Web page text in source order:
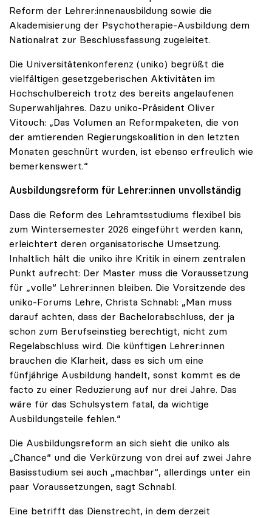
Reform der Lehrer:innenausbildung sowie die
Akademisierung der Psychotherapie-Ausbildung dem
Nationalrat zur Beschlussfassung zugeleitet.
Die Universitätenkonferenz (uniko) begrüßt die
vielfältigen gesetzgeberischen Aktivitäten im
Hochschulbereich trotz des bereits angelaufenen
Superwahljahres. Dazu uniko-Präsident Oliver
Vitouch: „Das Volumen an Reformpaketen, die von
der amtierenden Regierungskoalition in den letzten
Monaten geschnürt wurden, ist ebenso erfreulich wie
bemerkenswert.“
Ausbildungsreform für Lehrer:innen unvollständig
Dass die Reform des Lehramtsstudiums flexibel bis
zum Wintersemester 2026 eingeführt werden kann,
erleichtert deren organisatorische Umsetzung.
Inhaltlich hält die uniko ihre Kritik in einem zentralen
Punkt aufrecht: Der Master muss die Voraussetzung
für „volle“ Lehrer:innen bleiben. Die Vorsitzende des
uniko-Forums Lehre, Christa Schnabl: „Man muss
darauf achten, dass der Bachelorabschluss, der ja
schon zum Berufseinstieg berechtigt, nicht zum
Regelabschluss wird. Die künftigen Lehrer:innen
brauchen die Klarheit, dass es sich um eine
fünfjährige Ausbildung handelt, sonst kommt es de
facto zu einer Reduzierung auf nur drei Jahre. Das
wäre für das Schulsystem fatal, da wichtige
Ausbildungsteile fehlen.“
Die Ausbildungsreform an sich sieht die uniko als
„Chance“ und die Verkürzung von drei auf zwei Jahre
Basisstudium sei auch „machbar“, allerdings unter ein
paar Voraussetzungen, sagt Schnabl.
Eine betrifft das Dienstrecht, in dem derzeit